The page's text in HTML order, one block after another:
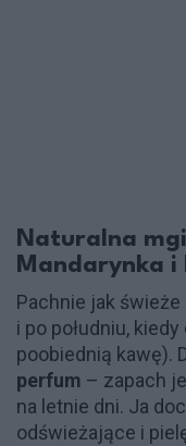
Naturalna
Mandarynka i
Pachnie jak
i po południu,
poobiednią kawę).
perfum – zapach
na letnie dni. Ja
odświeżające i